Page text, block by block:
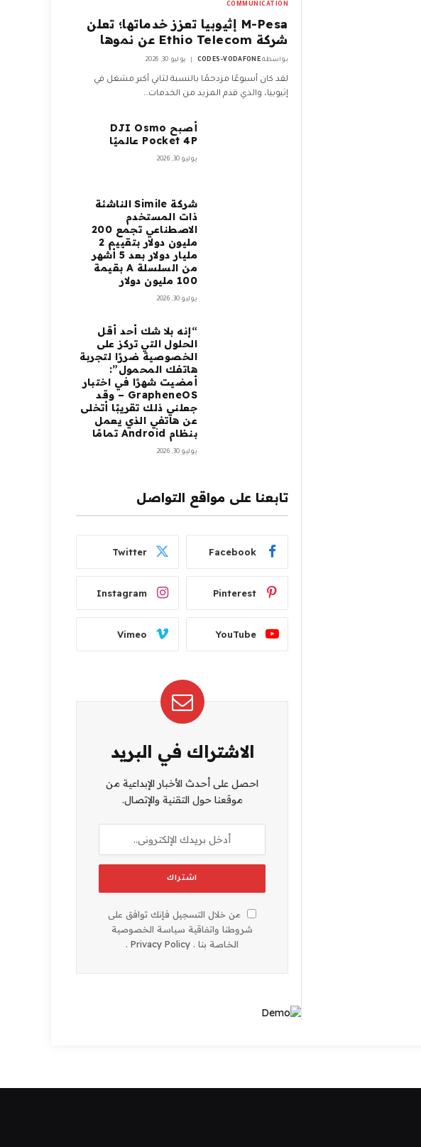
COMMUNICATION
M-Pesa إثيوبيا تعزز خدماتها؛ تعلن
شركة Ethio Telecom عن نموها
بواسطة CODES-VODAFONE يوليو 30, 2026
لقد كان أسبوعًا مزدحمًا بالنسبة لثاني أكبر مشغل في
إثيوبيا، والذي قدم المزيد من الخدمات…
أصبح DJI Osmo
Pocket 4P عالميًا
يوليو 30, 2026
شركة Simile الناشئة
ذات المستخدم
الاصطناعي تجمع 200
مليون دولار بتقييم 2
مليار دولار بعد 5 أشهر
من السلسلة A بقيمة
100 مليون دولار
يوليو 30, 2026
“إنه بلا شك أحد أقل
الحلول التي تركز على
الخصوصية ضررًا لتجربة
هاتفك المحمول”:
أمضيت شهرًا في اختبار
GrapheneOS – وقد
جعلني ذلك تقريبًا أتخلى
عن هاتفي الذي يعمل
بنظام Android تمامًا
يوليو 30, 2026
تابعنا على مواقع التواصل
Facebook
Twitter
Pinterest
Instagram
YouTube
Vimeo
الاشتراك في البريد
احصل على أحدث الأخبار الإبداعية من
موقعنا حول التقنية والإتصال.
من خلال التسجيل فإنك توافق على
شروطنا واتفاقية سياسة الخصوصية
الخاصة بنا . Privacy Policy
.